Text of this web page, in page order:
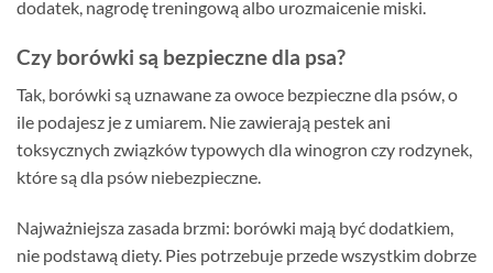
dodatek, nagrodę treningową albo urozmaicenie miski.
Czy borówki są bezpieczne dla psa?
Tak, borówki są uznawane za owoce bezpieczne dla psów, o
ile podajesz je z umiarem. Nie zawierają pestek ani
toksycznych związków typowych dla winogron czy rodzynek,
które są dla psów niebezpieczne.
Najważniejsza zasada brzmi: borówki mają być dodatkiem,
nie podstawą diety. Pies potrzebuje przede wszystkim dobrze